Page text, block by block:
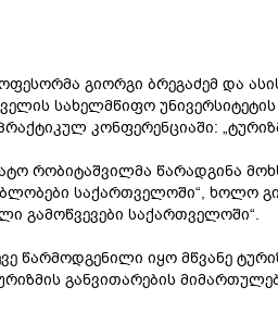
გიორგი ბრეგაძემ და
სახელმწიფო
კონფერენციაში:
რობიტაშვილმა წარადგინა
საქართველოში“, ხოლო
გამოწვევები საქართველოში“.
წარმოდგენილი იყო მწვანე
განვითარების